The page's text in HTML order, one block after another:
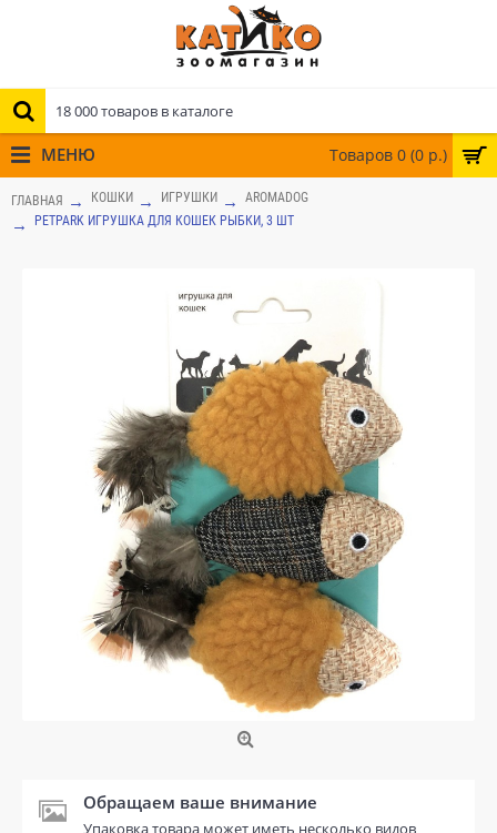
Товаров 0 (0 р.)
МЕНЮ
ГЛАВНАЯ КОШКИ ИГРУШКИ
AROMADOG
PETPARK ИГРУШКА ДЛЯ КОШЕК РЫБКИ, 3 ШТ
Обращаем ваше внимание
Упаковка товара может иметь несколько видов